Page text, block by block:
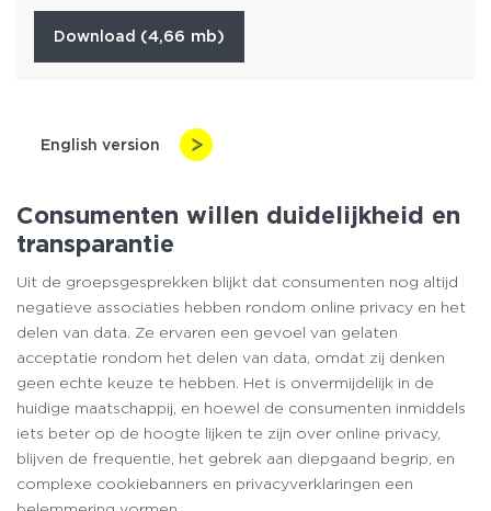
download (4,66 mb)
English version
Consumenten willen duidelijkheid en
transparantie
Uit de groepsgesprekken blijkt dat consumenten nog altijd
negatieve associaties hebben rondom online privacy en het
delen van data. Ze ervaren een gevoel van gelaten
acceptatie rondom het delen van data, omdat zij denken
geen echte keuze te hebben. Het is onvermijdelijk in de
huidige maatschappij, en hoewel de consumenten inmiddels
iets beter op de hoogte lijken te zijn over online privacy,
blijven de frequentie, het gebrek aan diepgaand begrip, en
complexe cookiebanners en privacyverklaringen een